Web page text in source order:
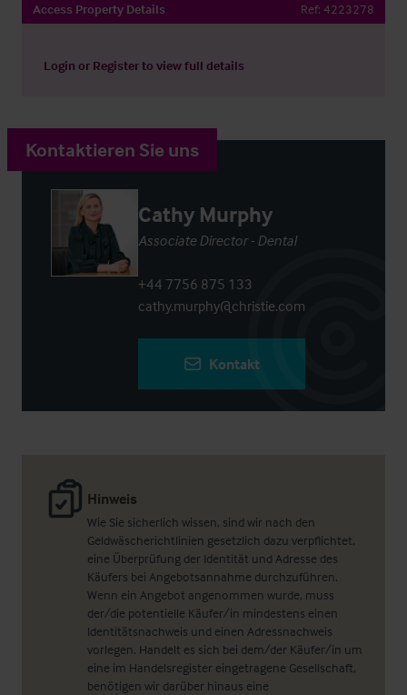
Access Property Details Ref: 4223278
Login or Registerto view full details
Hinweis
Wie Sie sicherlich wissen, sind wir nach den
Geldwäscherichtlinien gesetzlich dazu verpflichtet,
eine Überprüfung der Identität und Adresse des
Käufers bei Angebotsannahme durchzuführen.
Wenn ein Angebot angenommen wurde, muss
der/die potentielle Käufer/in mindestens einen
Identitätsnachweis und einen Adressnachweis
vorlegen. Handelt es sich bei dem/der Käufer/in um
eine im Handelsregister eingetragene Gesellschaft,
benötigen wir darüber hinaus eine
Kontaktieren Sie uns
Cathy Murphy
Associate Director - Dental
+44 7756 875 133
cathy.murphy@christie.com
Kontakt